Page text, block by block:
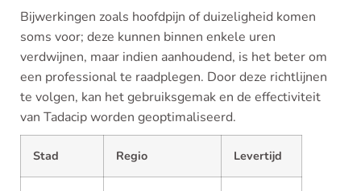
Bijwerkingen zoals hoofdpijn of duizeligheid komen
soms voor; deze kunnen binnen enkele uren
verdwijnen, maar indien aanhoudend, is het beter om
een professional te raadplegen. Door deze richtlijnen
te volgen, kan het gebruiksgemak en de effectiviteit
van Tadacip worden geoptimaliseerd.
Stad Regio Levertijd